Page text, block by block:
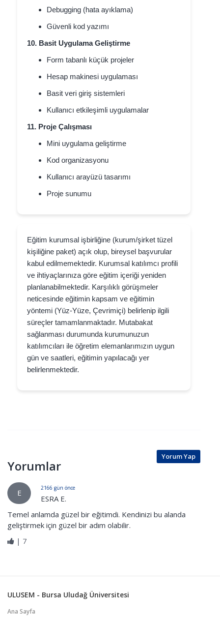
Debugging (hata ayıklama)
Güvenli kod yazımı
10. Basit Uygulama Geliştirme
Form tabanlı küçük projeler
Hesap makinesi uygulaması
Basit veri giriş sistemleri
Kullanıcı etkileşimli uygulamalar
11. Proje Çalışması
Mini uygulama geliştirme
Kod organizasyonu
Kullanıcı arayüzü tasarımı
Proje sunumu
Eğitim kurumsal işbirliğine (kurum/şirket tüzel
kişiliğine paket) açık olup, bireysel başvurular
kabul edilmemektedir. Kurumsal katılımcı profili
ve ihtiyaçlarınıza göre eğitim içeriği yeniden
planlanabilmektedir. Karşılıklı görüşmeler
neticesinde eğitimin kapsam ve eğitimin
yöntemi (Yüz-Yüze, Çevrimiçi) belirlenip ilgili
süreçler tamamlanmaktadır. Mutabakat
sağlanması durumunda kurumunuzun
katılımcıları ile öğretim elemanlarımızın uygun
gün ve saatleri, eğitimin yapılacağı yer
belirlenmektedir.
Yorumlar
Yorum Yap
E 2166 gün önce
ESRA E.
Temel anlamda güzel bir eğitimdi. Kendinizi bu alanda
geliştirmek için güzel bir adım olabilir.
| 7
ULUSEM - Bursa Uludağ Üniversitesi
Ana Sayfa